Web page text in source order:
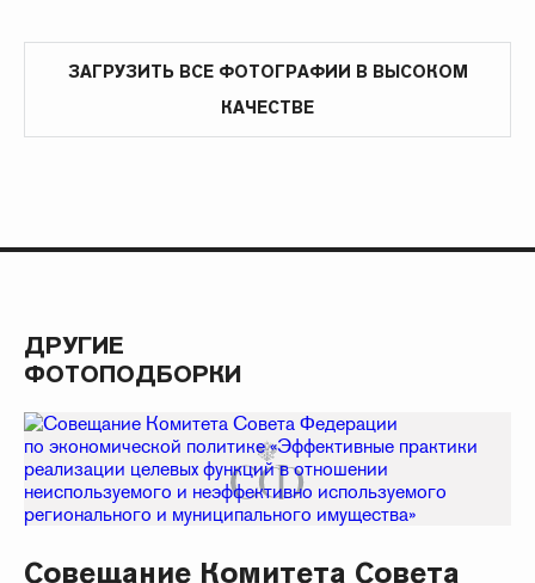
ЗАГРУЗИТЬ ВСЕ ФОТОГРАФИИ В ВЫСОКОМ
КАЧЕСТВЕ
ДРУГИЕ
ФОТОПОДБОРКИ
Совещание Комитета Совета